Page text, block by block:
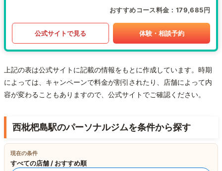
おすすめコース料金 179,685円
公式サイトで見る 体験・相談予約
上記の表は公式サイトに記載の情報をもとに作成しています。時期
によっては、キャンペーンで料金が割引されたり、店舗によって内
容が変わることもありますので、公式サイトでご確認ください。
西枇杷島駅のパーソナルジムを条件から探す
現在の条件
すべての店舗 / おすすめ順